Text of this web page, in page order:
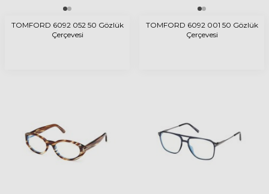
TOMFORD 6092 052 50 Gözlük
Çerçevesi
TOMFORD 6092 001 50 Gözlük
Çerçevesi